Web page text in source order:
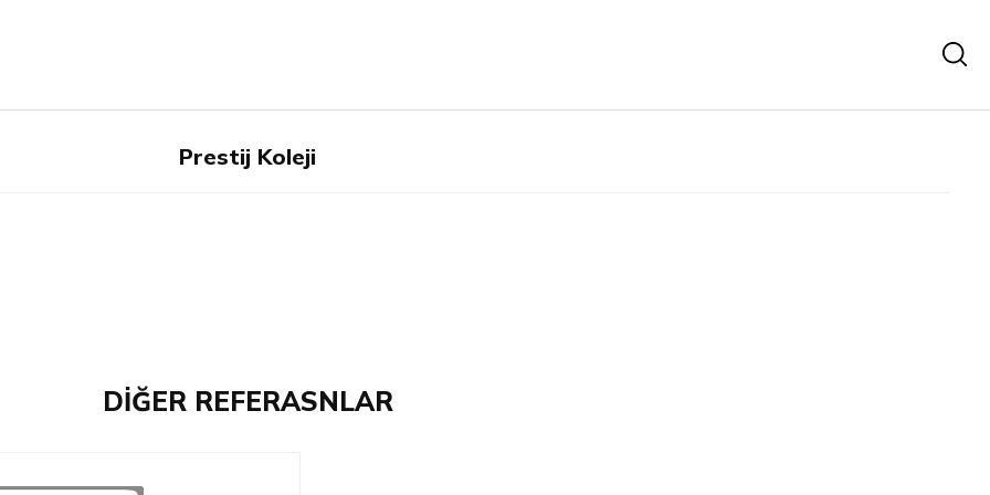
Prestij Koleji
DİĞER REFERASNLAR